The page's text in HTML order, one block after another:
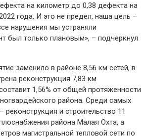
на километр до 0,38 дефекта на
года. И это не предел, наша цель –
нарушения мы устраняли
был только плановым», – подчеркнул
заменило в районе 8,56 км сетей, в
реконструкция 7,83 км
1,56% от общей протяженности
района. Среди самых
и строительство 11
района Малая Охта, а
магистральной тепловой сети по